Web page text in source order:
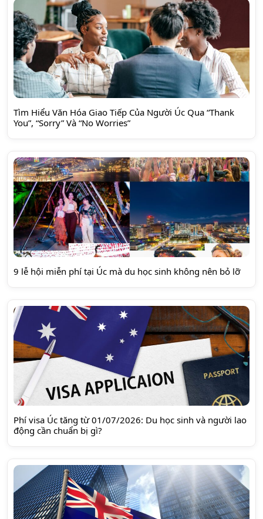
Tìm Hiểu Văn Hóa Giao Tiếp Của Người Úc Qua “Thank
You”, “Sorry” Và “No Worries”
9 lễ hội miễn phí tại Úc mà du học sinh không nên bỏ lỡ
Phí visa Úc tăng từ 01/07/2026: Du học sinh và người lao
động cần chuẩn bị gì?